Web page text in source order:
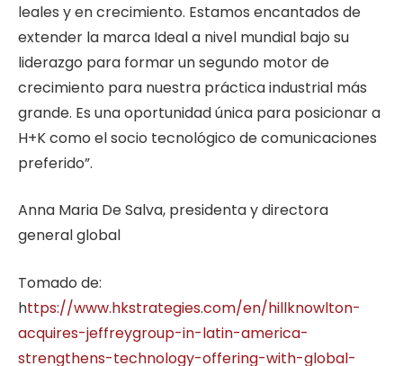
leales y en crecimiento. Estamos encantados de
extender la marca Ideal a nivel mundial bajo su
liderazgo para formar un segundo motor de
crecimiento para nuestra práctica industrial más
grande. Es una oportunidad única para posicionar a
H+K como el socio tecnológico de comunicaciones
preferido”.
Anna Maria De Salva, presidenta y directora
general global
Tomado de:
https://www.hkstrategies.com/en/hillknowlton-
acquires-jeffreygroup-in-latin-america-
strengthens-technology-offering-with-global-